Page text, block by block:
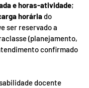
e horas-atividade;
horária do
ser reservado a
(planejamento,
confirmado
docente